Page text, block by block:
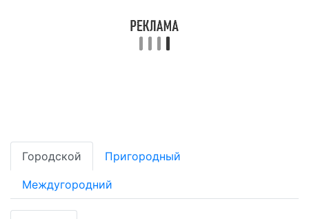
Городской Пригородный
Междугородний